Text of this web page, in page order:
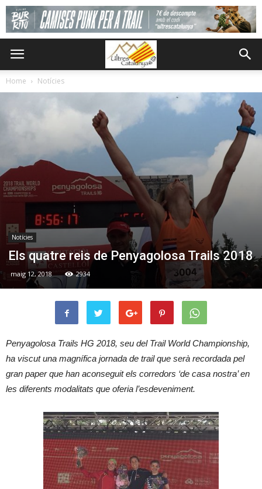
Home Notícies
Notícies
Els quatre reis de Penyagolosa Trails 2018
maig 12, 2018 2934
Penyagolosa Trails HG 2018, seu del Trail World Championship,
ha viscut una magnífica jornada de trail que serà recordada pel
gran paper que han aconseguit els corredors ‘de casa nostra’ en
les diferents modalitats que oferia l’esdeveniment.